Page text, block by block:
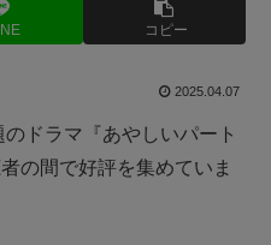
コピー
2025.04.07
ドラマ『あやしいパート
の間で好評を集めていま